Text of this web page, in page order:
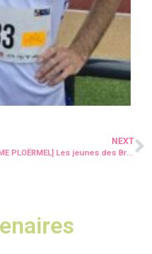
NEXT
[IME PLOËRMEL] Les jeunes des Bruyères ont reçu des pass pour le Pont du Rock !